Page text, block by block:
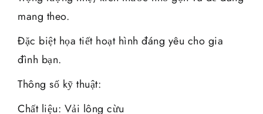
mang theo.
Đặc biệt họa tiết hoạt hình đáng yêu cho gia
đình bạn.
Thông số kỹ thuật:
Chất liệu: Vải lông cừu